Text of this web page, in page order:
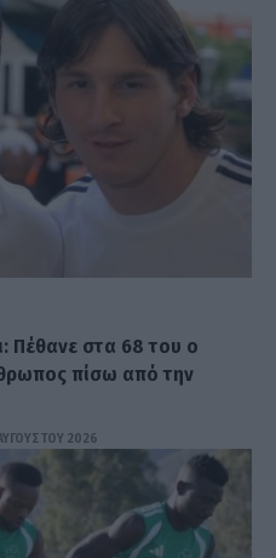
Πέθανε στα 68 του ο
πίσω από την
2026